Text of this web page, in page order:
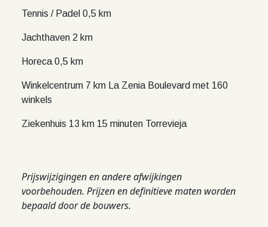
Tennis / Padel 0,5 km
Jachthaven 2 km
Horeca 0,5 km
Winkelcentrum 7 km La Zenia Boulevard met 160
winkels
Ziekenhuis 13 km 15 minuten Torrevieja
Prijswijzigingen en andere afwijkingen
voorbehouden. Prijzen en definitieve maten worden
bepaald door de bouwers.